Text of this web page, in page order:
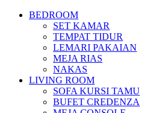
BEDROOM
SET KAMAR
TEMPAT TIDUR
LEMARI PAKAIAN
MEJA RIAS
NAKAS
LIVING ROOM
SOFA KURSI TAMU
BUFET CREDENZA